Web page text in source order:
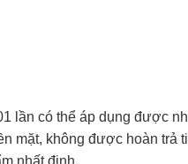
lần có thể áp dụng được
mặt, không được hoàn trả
nhất định.